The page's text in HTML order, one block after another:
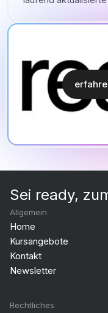
Sei ready,
Allgemein
Home
Kursangebote
Kontakt
Newsletter
Rechtliches